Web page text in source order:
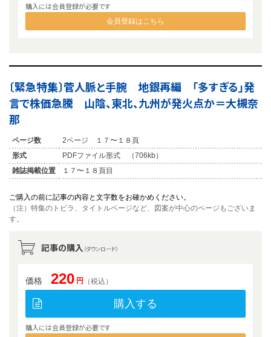
購入には会員登録が必要です
会員登録はこちら
〔緊急特集〕菅人脈と手腕 地銀再編 「多すぎる」発
言で株価急騰 山陰、東北、九州が発火点か＝大槻奈
那
ページ数
2ページ １７〜１８頁
形式
PDFファイル形式 （706kb）
雑誌掲載位置
１７〜１８頁目
ご購入の前に記事の内容と文字数をお確かめください。
（注）特集のトビラ、タイトルページなど、図案が中心のページもございま
す。
記事の購入 （ダウンロード）
価格 220 円 （税込）
購入する
購入には会員登録が必要です